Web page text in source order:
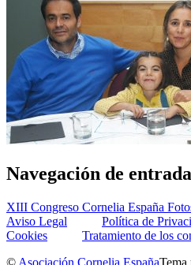
Navegación de
XIII Congreso Cornelia España
Aviso Legal
Política de
Cookies
Tratamiento de los
© Asociación Cornelia EspañaTema